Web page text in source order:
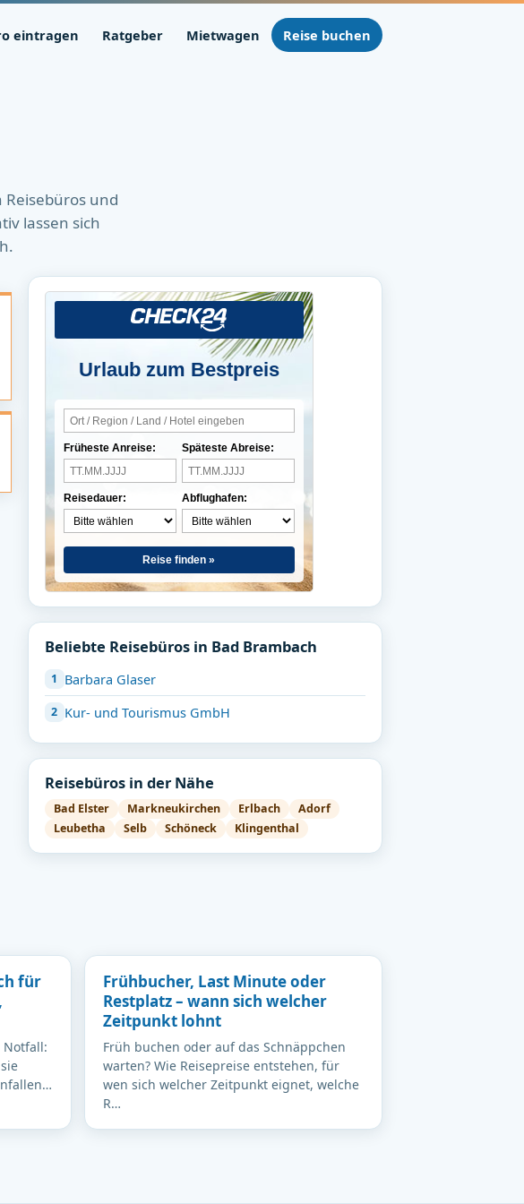
eintragen Ratgeber Mietwagen Reise buchen
Reisebüros und
lassen sich
Urlaub zum Bestpreis
Früheste Anreise:
Reisedauer:
Späteste Abreise:
Abflughafen:
Reise finden »
Beliebte Reisebüros in Bad Brambach
Barbara Glaser
Kur- und Tourismus GmbH
Reisebüros in der Nähe
Bad Elster Markneukirchen Erlbach
Adorf
Leubetha
Selb Schöneck Klingenthal
für
Notfall:
Frühbucher, Last Minute oder
Restplatz – wann sich welcher
Zeitpunkt lohnt
Früh buchen oder auf das Schnäppchen
warten? Wie Reisepreise entstehen, für
wen sich welcher Zeitpunkt eignet, welche
R…